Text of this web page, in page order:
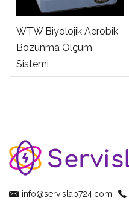
WTW Biyolojik Aerobik
Bozunma Ölçüm
Sistemi
info@servislab724.com